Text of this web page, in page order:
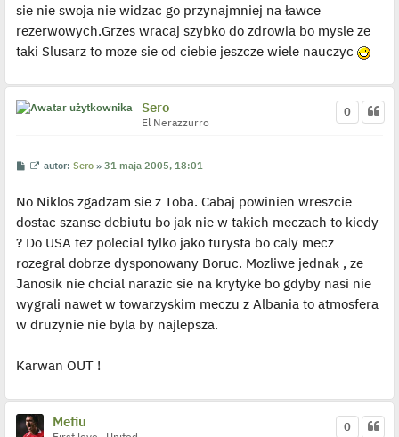
sie nie swoja nie widzac go przynajmniej na ławce
rezerwowych.Grzes wracaj szybko do zdrowia bo mysle ze
taki Slusarz to moze sie od ciebie jeszcze wiele nauczyc
Sero
El Nerazzurro
0
P
t
W
w
i
e
l
o
j
e
d
y
n
y
p
autor:Sero »31 maja 2005, 18:01
No Niklos zgadzam sie z Toba. Cabaj powinien wreszcie
dostac szanse debiutu bo jak nie w takich meczach to kiedy
? Do USA tez polecial tylko jako turysta bo caly mecz
rozegral dobrze dysponowany Boruc. Mozliwe jednak , ze
Janosik nie chcial narazic sie na krytyke bo gdyby nasi nie
wygrali nawet w towarzyskim meczu z Albania to atmosfera
w druzynie nie byla by najlepsza.
Karwan OUT !
Mefiu 0